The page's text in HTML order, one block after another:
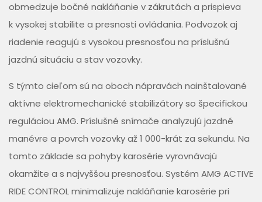
obmedzuje bočné nakláňanie v zákrutách a prispieva
k vysokej stabilite a presnosti ovládania. Podvozok aj
riadenie reagujú s vysokou presnosťou na príslušnú
jazdnú situáciu a stav vozovky.
S týmto cieľom sú na oboch nápravách nainštalované
aktívne elektromechanické stabilizátory so špecifickou
reguláciou AMG. Príslušné snímače analyzujú jazdné
manévre a povrch vozovky až 1 000-krát za sekundu. Na
tomto základe sa pohyby karosérie vyrovnávajú
okamžite a s najvyššou presnosťou. Systém AMG ACTIVE
RIDE CONTROL minimalizuje nakláňanie karosérie pri